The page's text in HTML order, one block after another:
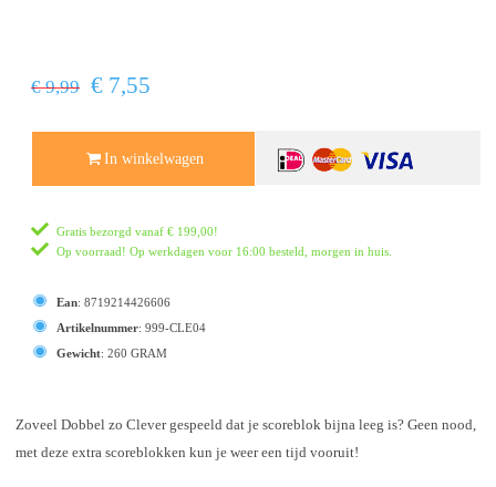
€ 9,99 € 7,55
In winkelwagen
Gratis bezorgd vanaf € 199,00!
Op voorraad! Op werkdagen voor 16:00 besteld, morgen in huis.
Ean: 8719214426606
Artikelnummer: 999-CLE04
Gewicht: 260 GRAM
Zoveel Dobbel zo Clever gespeeld dat je scoreblok bijna leeg is? Geen nood,
met deze extra scoreblokken kun je weer een tijd vooruit!